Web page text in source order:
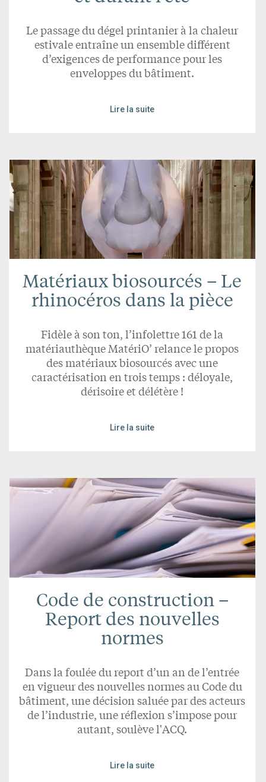
Le passage du dégel printanier à la chaleur
estivale entraîne un ensemble différent
d’exigences de performance pour les
enveloppes du bâtiment.
Lire la suite
Matériaux biosourcés – Le
rhinocéros dans la pièce
Fidèle à son ton, l’infolettre 161 de la
matériauthèque MatériO’ relance le propos
des matériaux biosourcés avec une
caractérisation en trois temps : déloyale,
dérisoire et délétère !
Lire la suite
Code de construction –
Report des nouvelles
normes
Dans la foulée du report d’un an de l’entrée
en vigueur des nouvelles normes au Code du
bâtiment, une décision saluée par des acteurs
de l’industrie, une réflexion s’impose pour
autant, soulève l'ACQ.
Lire la suite